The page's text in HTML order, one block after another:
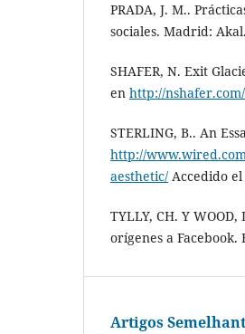
PRADA, J. M..
sociales. Madrid:
SHAFER, N. Exit
en http://
STERLING, B.. An
http://
aesthetic/ Accedido el
TYLLY, CH. Y
orígenes a Facebook.
Artigos